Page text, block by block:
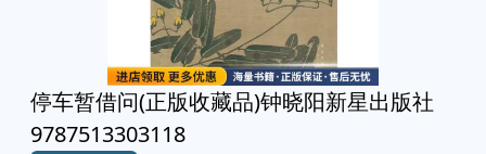
停车暂借问(正版收藏品)钟晓阳新星出版社
9787513303118